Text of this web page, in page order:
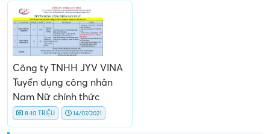
Công ty TNHH JYV VINA
Tuyển dụng công nhân
Nam Nữ chính thức
8-10 TRIỆU 14/07/2021